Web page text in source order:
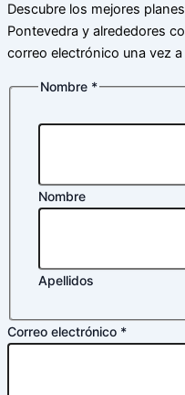
Descubre los mejores
Pontevedra y alrededores
correo electrónico una vez a
Correo
privacidad
Nombre *
Nombre
Apellidos
Correo electrónico *